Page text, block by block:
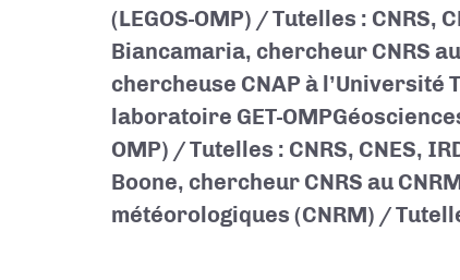
(LEGOS-OMP) / Tutelles : CNRS,
Biancamaria, chercheur CNRS
chercheuse CNAP à
laboratoire GET-OMP
OMP) / Tutelles : CNRS, CNES,
Boone, chercheur CNRS au
météorologiques (CNRM) /